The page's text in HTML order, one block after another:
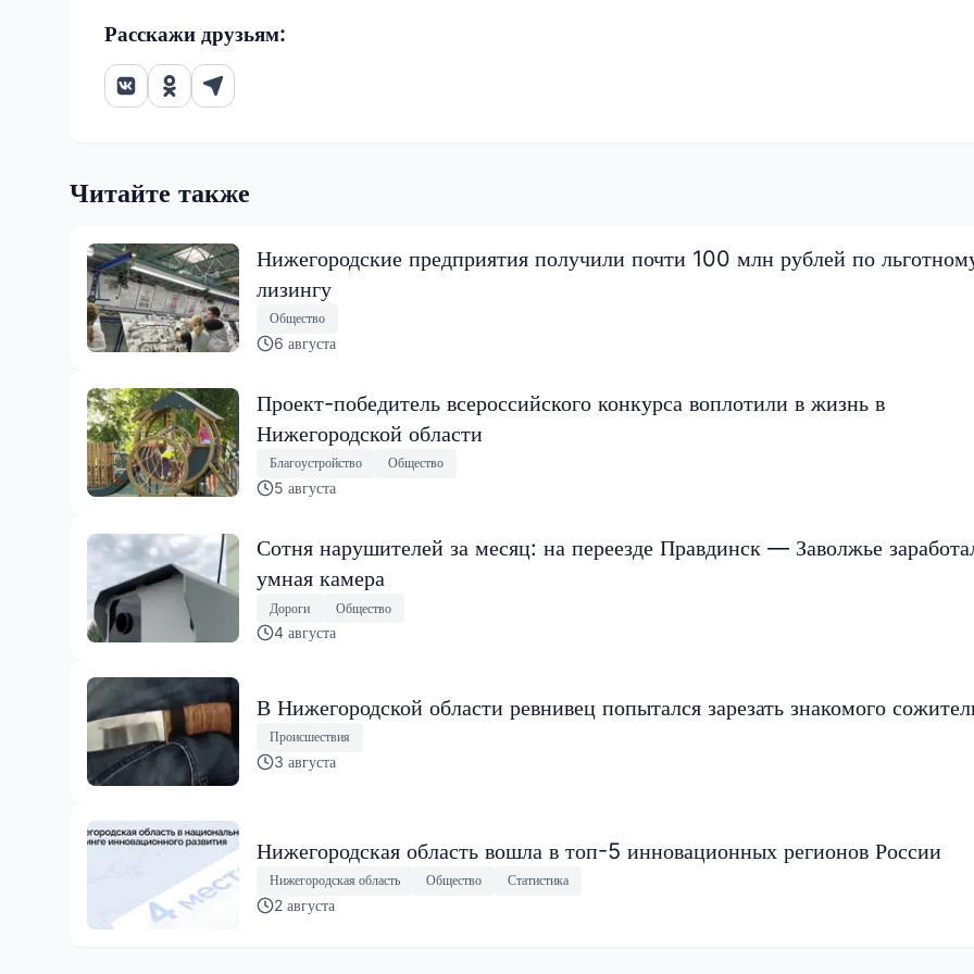
Расскажи друзьям:
Читайте также
Нижегородские предприятия получили почти 100 млн рублей по
лизингу
Общество
6 августа
Проект-победитель всероссийского конкурса воплотили в жизнь в
Нижегородской области
Благоустройство Общество
5 августа
Сотня нарушителей за месяц: на переезде Правдинск — Заволжье
умная камера
Дороги Общество
4 августа
В Нижегородской области ревнивец попытался зарезать знакомого
Происшествия
3 августа
Нижегородская область вошла в топ-5 инновационных регионов России
Нижегородская область Общество Статистика
2 августа